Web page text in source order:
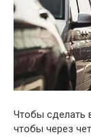
Чтобы сделать
чтобы через